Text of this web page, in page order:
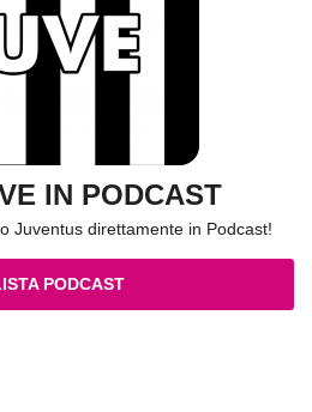
IN PODCAST
Juventus direttamente in Podcast!
PODCAST